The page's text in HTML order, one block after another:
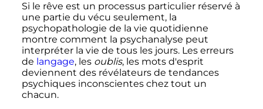
Si le rêve est un processus particulier réservé à
une partie du vécu seulement, la
psychopathologie de la vie quotidienne
montre comment la psychanalyse peut
interpréter la vie de tous les jours. Les erreurs
de langage, les oublis, les mots d'esprit
deviennent des révélateurs de tendances
psychiques inconscientes chez tout un
chacun.